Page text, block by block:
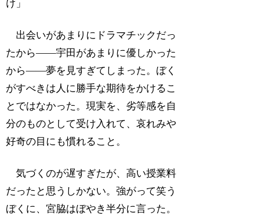
け」
出会いがあまりにドラマチックだっ
たから――宇田があまりに優しかった
から――夢を見すぎてしまった。ぼく
がすべきは人に勝手な期待をかけるこ
とではなかった。現実を、劣等感を自
分のものとして受け入れて、哀れみや
好奇の目にも慣れること。
気づくのが遅すぎたが、高い授業料
だったと思うしかない。強がって笑う
ぼくに、宮脇はぼやき半分に言った。